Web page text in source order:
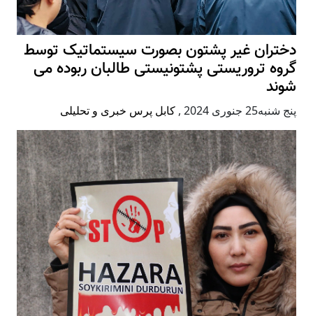
دختران غیر پشتون بصورت سیستماتیک توسط
گروه تروریستی پشتونیستی طالبان ربوده می
شوند
پنج شنبه25 جنوری 2024 , کابل پرس خبری و تحلیلی